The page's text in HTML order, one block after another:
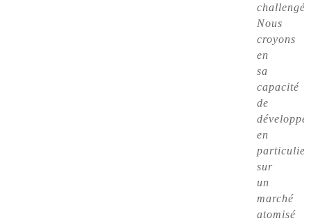
challengé.
Nous
croyons
en
sa
capacité
de
en
particulier
sur
un
marché
atomisé